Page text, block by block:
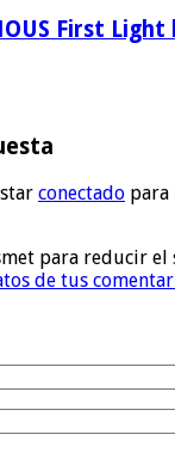
First Light
conectado
para reducir el
de tus